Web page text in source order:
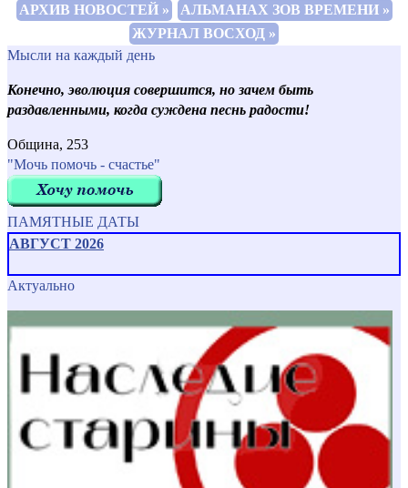
АРХИВ НОВОСТЕЙ »
АЛЬМАНАХ ЗОВ ВРЕМЕНИ »
ЖУРНАЛ ВОСХОД »
Мысли на каждый день
Конечно, эволюция совершится, но зачем быть
раздавленными, когда суждена песнь радости!
Община, 253
"Мочь помочь - счастье"
ПАМЯТНЫЕ ДАТЫ
АВГУСТ 2026
Актуально